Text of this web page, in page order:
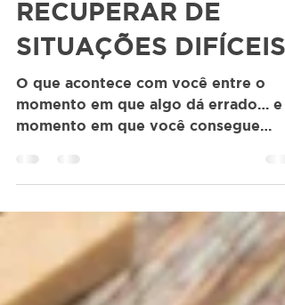
CAPACIDADE DE SE
RECUPERAR DE
SITUAÇÕES DIFÍCEIS
O que acontece com você entre o
respirar de novo? É esse intervalo
processo de resiliência , e não de
reação imediata, ou até mesmo
resistência em situações difíceis.
Estudos recentes como esse aqui e